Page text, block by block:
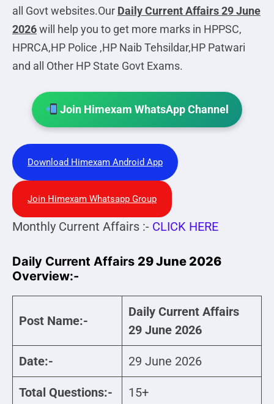
all Govt websites.Our Daily Current Affairs29 June
2026will help you to get more marks in HPPSC,
HPRCA,HP Police ,HP Naib Tehsildar,HP Patwari
and all Other HP State Govt Exams.
Join Himexam WhatsApp Channel
Download Himexam Android App
Join Himexam Whatsapp Group
Monthly Current Affairs :- CLICK HERE
Daily Current Affairs 29 June 2026
Overview:-
Post Name:-
Daily Current Affairs
29 June 2026
Date:- 29 June 2026
Total Questions:- 15+